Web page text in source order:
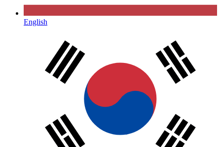
English